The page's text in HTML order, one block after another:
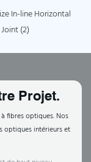
Projet.
fibres optiques. Nos
optiques intérieurs et